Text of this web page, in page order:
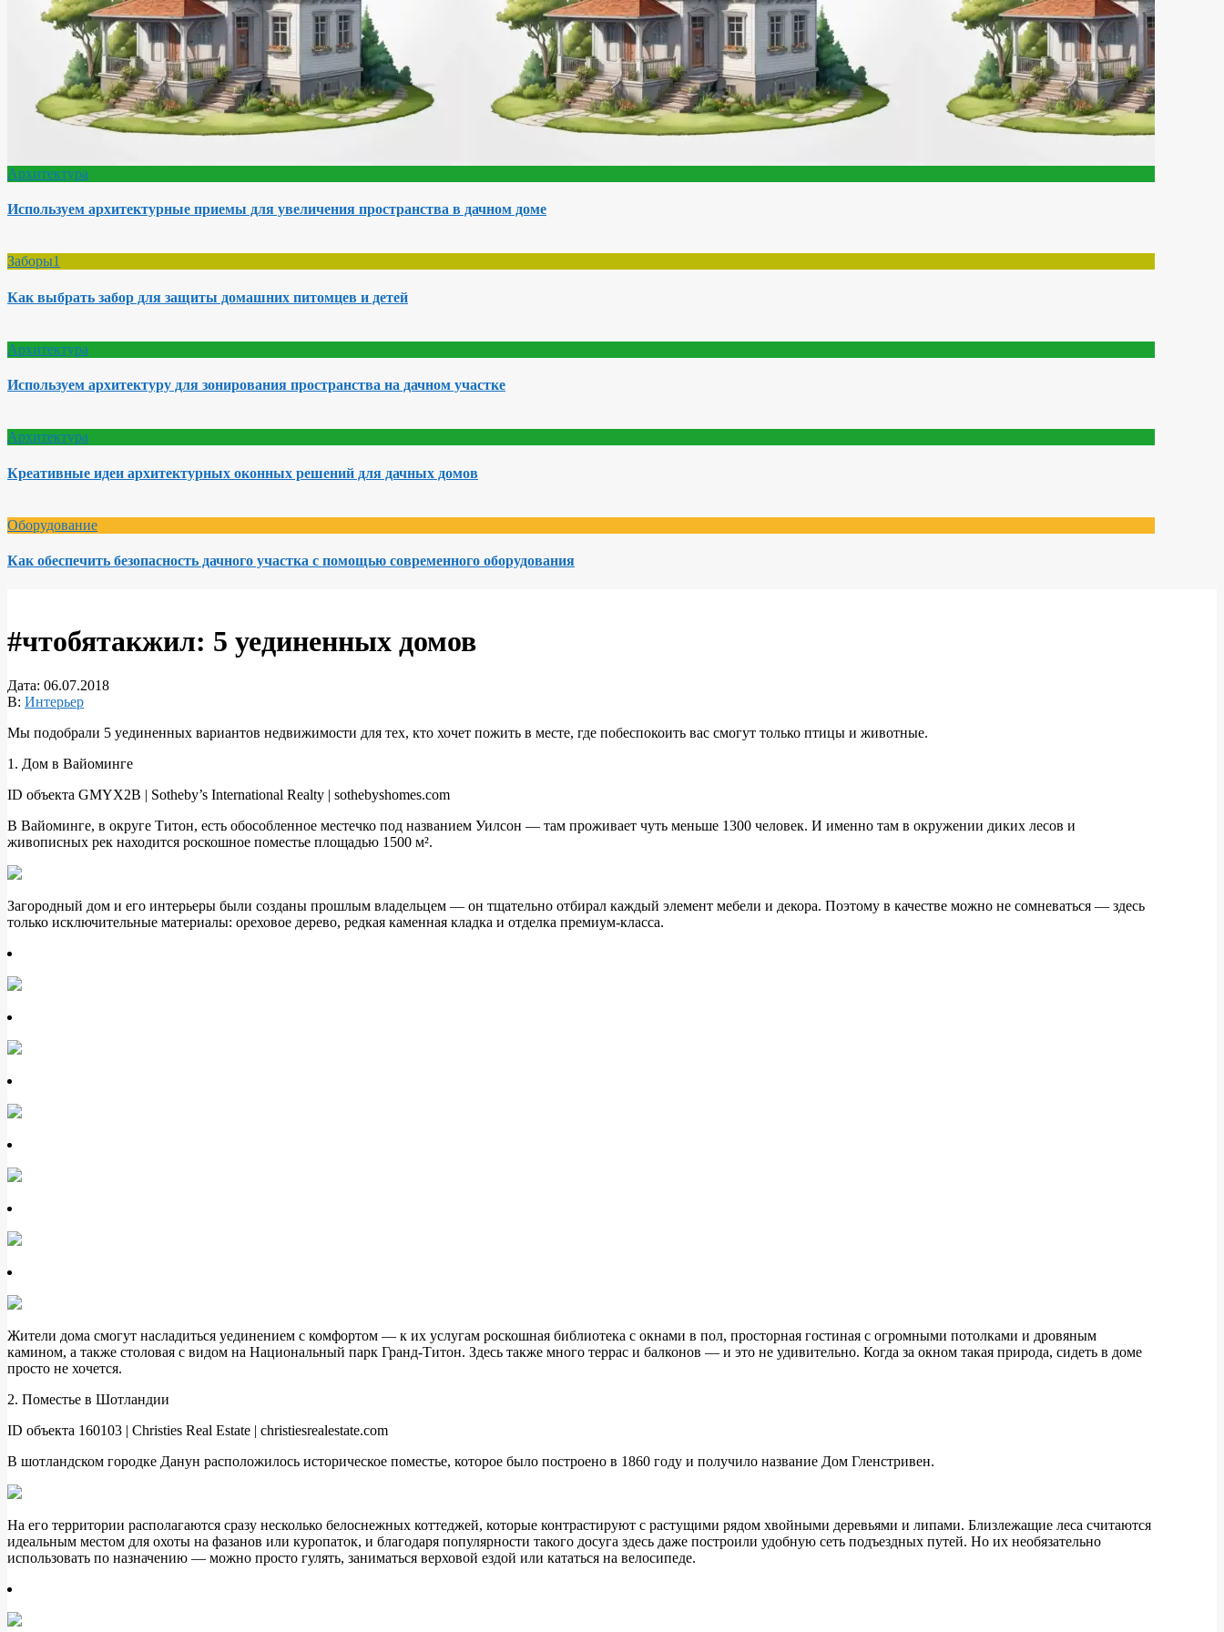
Архитектура
Используем архитектурные приемы для увеличения пространства в дачном доме
Заборы1
Как выбрать забор для защиты домашних питомцев и детей
Архитектура
Используем архитектуру для зонирования пространства на дачном участке
Архитектура
Креативные идеи архитектурных оконных решений для дачных домов
Оборудование
Как обеспечить безопасность дачного участка с помощью современного оборудования
#чтобятакжил: 5 уединенных домов
Дата: 06.07.2018
В: Интерьер
Мы подобрали 5 уединенных вариантов недвижимости для тех, кто хочет пожить в месте, где побеспокоить вас смогут только птицы и животные.
1. Дом в Вайоминге
ID объекта GMYX2B | Sotheby’s International Realty | sothebyshomes.com
В Вайоминге, в округе Титон, есть обособленное местечко под названием Уилсон — там проживает чуть меньше 1300 человек. И именно там в окружении диких лесов и
живописных рек находится роскошное поместье площадью 1500 м².
Загородный дом и его интерьеры были созданы прошлым владельцем — он тщательно отбирал каждый элемент мебели и декора. Поэтому в качестве можно не сомневаться — здесь
только исключительные материалы: ореховое дерево, редкая каменная кладка и отделка премиум-класса.
Жители дома смогут насладиться уединением с комфортом — к их услугам роскошная библиотека с окнами в пол, просторная гостиная с огромными потолками и дровяным
камином, а также столовая с видом на Национальный парк Гранд-Титон. Здесь также много террас и балконов — и это не удивительно. Когда за окном такая природа, сидеть в доме
просто не хочется.
2. Поместье в Шотландии
ID объекта 160103 | Christies Real Estate | christiesrealestate.com
В шотландском городке Данун расположилось историческое поместье, которое было построено в 1860 году и получило название Дом Гленстривен.
На его территории располагаются сразу несколько белоснежных коттеджей, которые контрастируют с растущими рядом хвойными деревьями и липами. Близлежащие леса считаются
идеальным местом для охоты на фазанов или куропаток, и благодаря популярности такого досуга здесь даже построили удобную сеть подъездных путей. Но их необязательно
использовать по назначению — можно просто гулять, заниматься верховой ездой или кататься на велосипеде.